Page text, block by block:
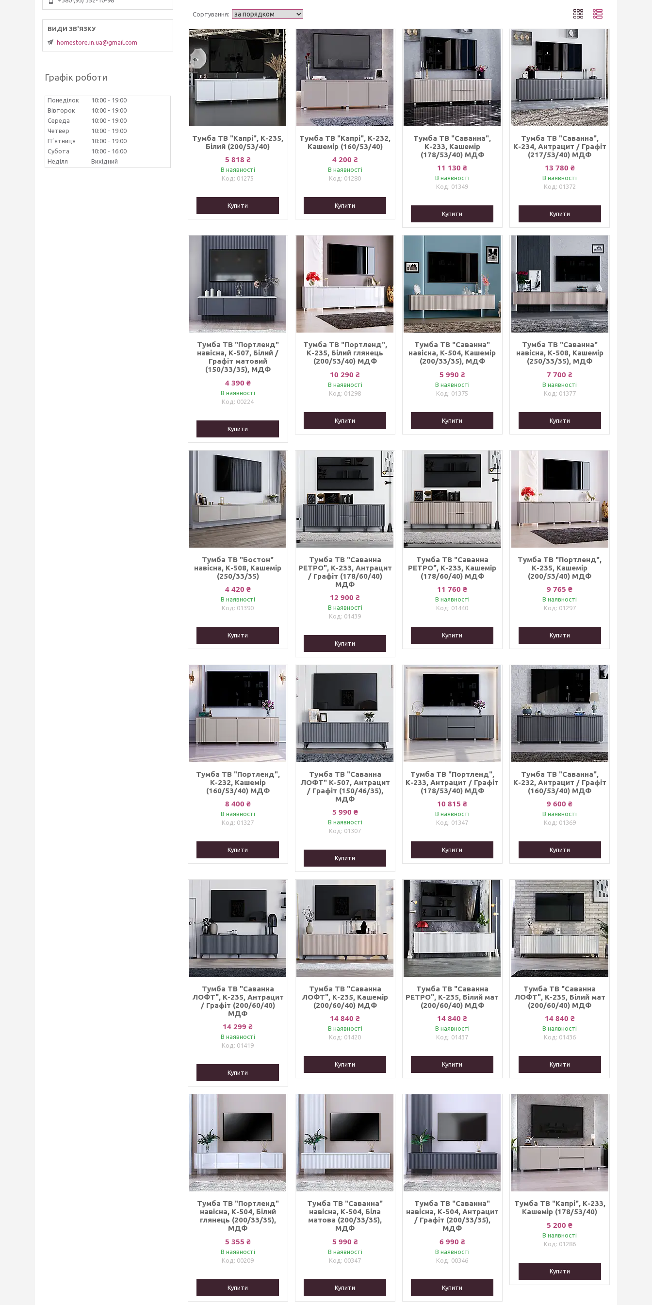
Тумба ТВ "Капрі", К-235,
Білий (200/53/40)
5 818 ₴
В наявності
01275
Купити
Тумба ТВ "Капрі", К-232,
Кашемір (160/53/40)
4 200 ₴
В наявності
01280
Купити
Тумба ТВ "Саванна",
К-233, Кашемір
(178/53/40) МДФ
11 130 ₴
В наявності
01349
Купити
Тумба ТВ "Саванна",
К-234, Антрацит / Графіт
(217/53/40) МДФ
13 780 ₴
В наявності
01372
Купити
Тумба ТВ "Портленд"
навісна, К-507, Білий /
Графіт матовий
(150/33/35), МДФ
4 390 ₴
В наявності
00224
Купити
Тумба ТВ "Портленд",
К-235, Білий глянець
(200/53/40) МДФ
10 290 ₴
В наявності
01298
Купити
Тумба ТВ "Саванна"
навісна, К-504, Кашемір
(200/33/35), МДФ
5 990 ₴
В наявності
01375
Купити
Тумба ТВ "Саванна"
навісна, К-508, Кашемір
(250/33/35), МДФ
7 700 ₴
В наявності
01377
Купити
Тумба ТВ "Бостон"
навісна, К-508, Кашемір
(250/33/35)
4 420 ₴
В наявності
01390
Купити
Тумба ТВ "Саванна
РЕТРО", К-233, Антрацит
/ Графіт (178/60/40)
МДФ
12 900 ₴
В наявності
01439
Купити
Тумба ТВ "Саванна
РЕТРО", К-233, Кашемір
(178/60/40) МДФ
11 760 ₴
В наявності
01440
Купити
Тумба ТВ "Портленд",
К-235, Кашемір
(200/53/40) МДФ
9 765 ₴
В наявності
01297
Купити
Тумба ТВ "Портленд",
К-232, Кашемір
(160/53/40) МДФ
8 400 ₴
В наявності
01327
Купити
Тумба ТВ "Саванна
ЛОФТ" К-507, Антрацит
/ Графіт (150/46/35),
МДФ
5 990 ₴
В наявності
01307
Купити
Тумба ТВ "Портленд",
К-233, Антрацит / Графіт
(178/53/40) МДФ
10 815 ₴
В наявності
01347
Купити
Тумба ТВ "Саванна",
К-232, Антрацит / Графіт
(160/53/40) МДФ
9 600 ₴
В наявності
01369
Купити
Тумба ТВ "Саванна
ЛОФТ", К-235, Антрацит
/ Графіт (200/60/40)
МДФ
14 299 ₴
В наявності
01419
Купити
Тумба ТВ "Саванна
ЛОФТ", К-235, Кашемір
(200/60/40) МДФ
14 840 ₴
В наявності
01420
Купити
Тумба ТВ "Саванна
РЕТРО", К-235, Білий мат
(200/60/40) МДФ
14 840 ₴
В наявності
01437
Купити
Тумба ТВ "Саванна
ЛОФТ", К-235, Білий мат
(200/60/40) МДФ
14 840 ₴
В наявності
01436
Купити
Тумба ТВ "Портленд"
навісна, К-504, Білий
глянець (200/33/35),
МДФ
5 355 ₴
В наявності
00209
Купити
Тумба ТВ "Саванна"
навісна, К-504, Біла
матова (200/33/35),
МДФ
5 990 ₴
В наявності
00347
Купити
Тумба ТВ "Саванна"
навісна, К-504, Антрацит
/ Графіт (200/33/35),
МДФ
6 990 ₴
В наявності
00346
Купити
Тумба ТВ "Капрі", К-233,
Кашемір (178/53/40)
5 200 ₴
В наявності
01286
Купити
homestore.in.ua@gmail.com
Графік роботи
Понеділок 10:00
19:00
Вівторок
10:00
19:00
Середа
10:00
19:00
Четвер
10:00
19:00
Пʼятниця
10:00
19:00
Субота
10:00
16:00
Неділя
Вихідний